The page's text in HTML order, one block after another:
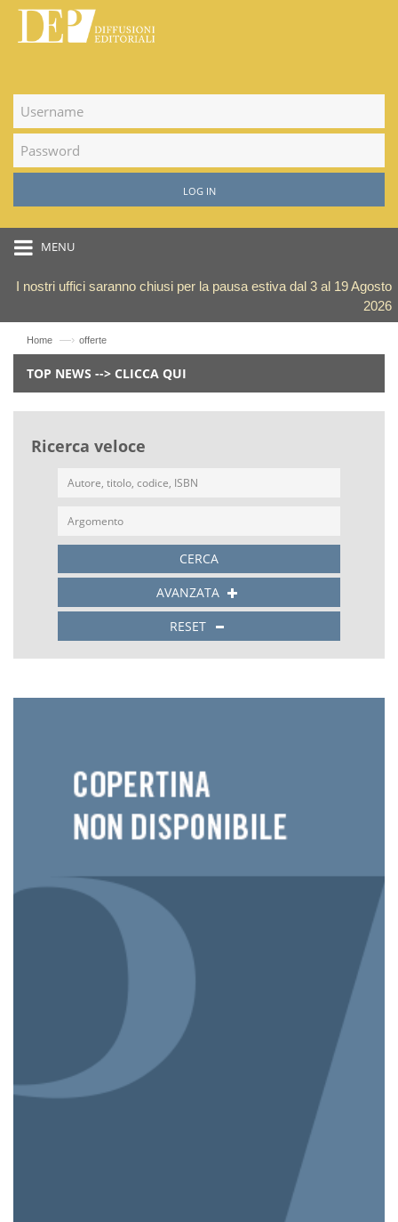
LOG IN
MENU
I nostri uffici saranno chiusi per la pausa estiva dal 3 al 19 Agosto
2026
Home —› offerte
TOP NEWS --> CLICCA QUI
Ricerca veloce
CERCA
AVANZATA
RESET